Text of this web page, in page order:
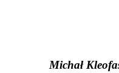
Michał